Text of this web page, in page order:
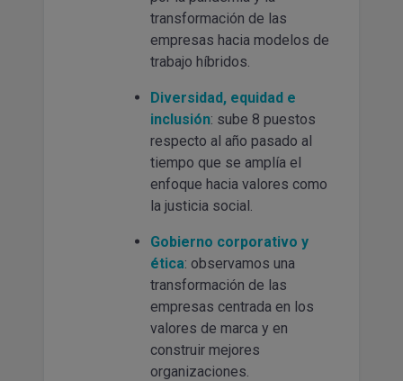
transformación de las
empresas hacia modelos de
trabajo híbridos.
Diversidad, equidad e
inclusión: sube 8 puestos
respecto al año pasado al
tiempo que se amplía el
enfoque hacia valores como
la justicia social.
Gobierno corporativo y
ética: observamos una
transformación de las
empresas centrada en los
valores de marca y en
construir mejores
organizaciones.